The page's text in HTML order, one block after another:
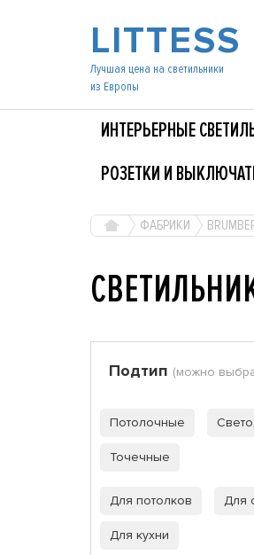
LITTESS
Лучшая цена на светильники
из Европы
ИНТЕРЬЕРНЫЕ
РОЗЕТКИ И
ФАБРИКИ
Подтип (можно
Потолочные
Точечные
Для потолков Для
Для кухни